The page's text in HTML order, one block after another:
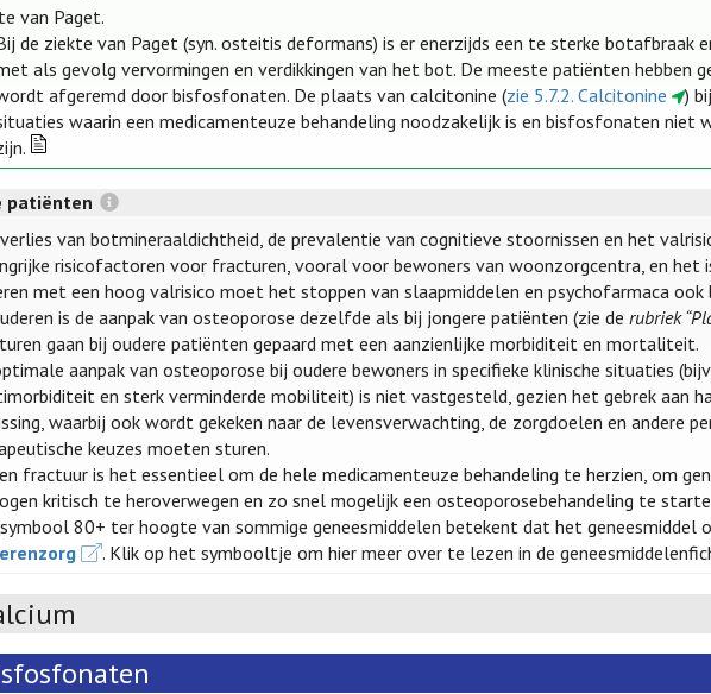
van Paget.
de ziekte van Paget (syn. osteitis deformans) is er enerzijds een te sterke botafbraak
als gevolg vervormingen en verdikkingen van het bot. De meeste patiënten hebben
afgeremd door bisfosfonaten. De plaats van calcitonine (zie 5.7.2. Calcitonine
)
waarin een medicamenteuze behandeling noodzakelijk is en bisfosfonaten niet
patiënten
van botmineraaldichtheid, de prevalentie van cognitieve stoornissen en het
risicofactoren voor fracturen, vooral voor bewoners van woonzorgcentra, en het
met een hoog valrisico moet het stoppen van slaapmiddelen en psychofarmaca ook
is de aanpak van osteoporose dezelfde als bij jongere patiënten (zie derubriek
gaan bij oudere patiënten gepaard met een aanzienlijke morbiditeit en mortaliteit.
aanpak van osteoporose bij oudere bewoners in specifieke klinische situaties
en sterk verminderde mobiliteit) is niet vastgesteld, gezien het gebrek aan
waarbij ook wordt gekeken naar de levensverwachting, de zorgdoelen en andere
keuzes moeten sturen.
fractuur is het essentieel om de hele medicamenteuze behandeling te herzien, om
kritisch te heroverwegen en zo snel mogelijk een osteoporosebehandeling te
80+ ter hoogte van sommige geneesmiddelen betekent dat het geneesmiddel
. Klik op het symbooltje om hier meer over te lezen in de